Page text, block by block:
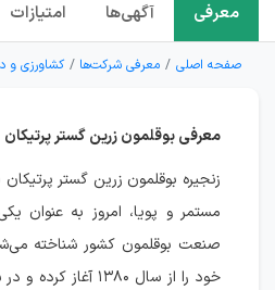
معرفی آگهی‌ها امتیازات
صفحه اصلی معرفی شرکت‌ها کشاورزی و
معرفی بوقلمون زرین گستر پرتیکان
زنجیره بوقلمون زرین گستر
مستمر و پویا، امروز به عنوان
صنعت بوقلمون کشور شناخته